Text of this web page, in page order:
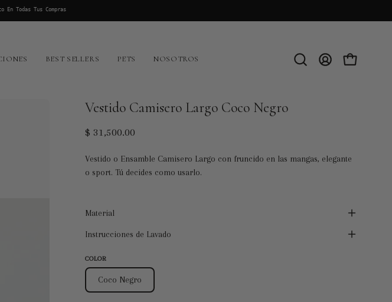
En Todas Tus Compras
BEST SELLERS PETS NOSOTROS
AbrirMI
CARRO
Vestido Camisero Largo Coco Negro
$ 31,500.00
Vestido o Ensamble Camisero Largo con fruncido en las mangas, elegante
o sport. Tú decides como usarlo.
Material
Instrucciones de Lavado
COLOR
Coco Negro